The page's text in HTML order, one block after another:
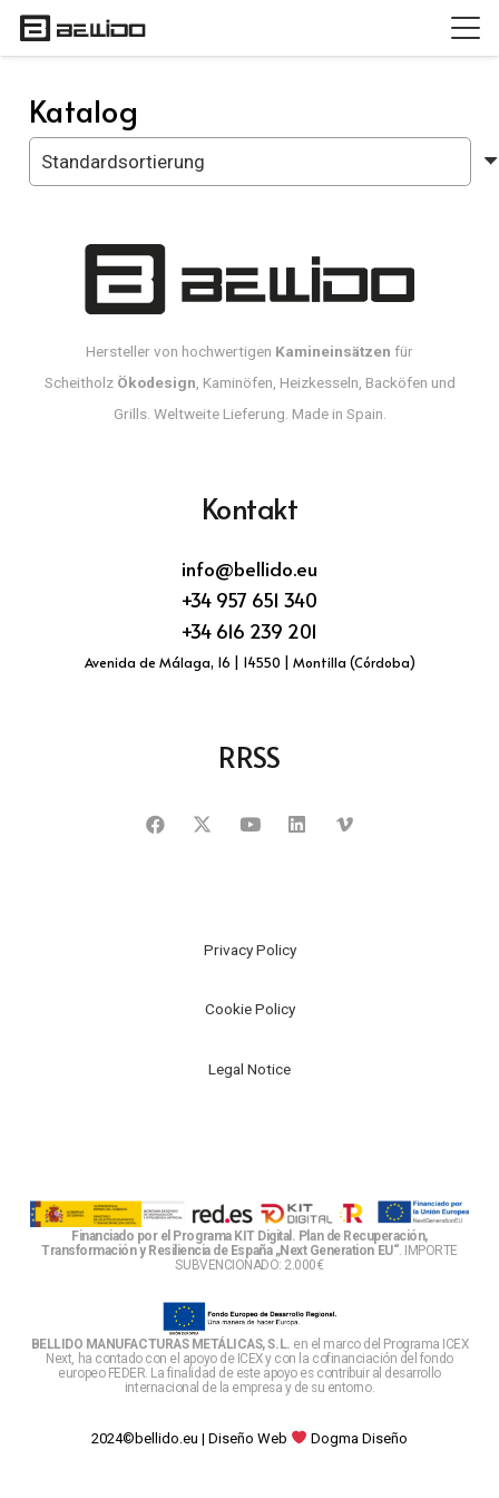
Katalog
Beiträge
Hersteller von hochwertigen Kamineinsätzen für
Scheitholz Ökodesign , Kaminöfen, Heizkesseln, Backöfen und
Grills. Weltweite Lieferung. Made in Spain.
Kontakt
info@bellido.eu
+34 957 651 340
+34 616 239 201
Avenida de Málaga, 16 | 14550 | Montilla (Córdoba)
RRSS
Privacy Policy
Cookie Policy
Legal Notice
Financiado por el Programa KIT Digital. Plan de Recuperación,
Transformación y Resiliencia de España „Next Generation EU“ . IMPORTE
SUBVENCIONADO: 2.000€
BELLIDO MANUFACTURAS METÁLICAS, S.L. en el marco del Programa ICEX
Next, ha contado con el apoyo de ICEX y con la cofinanciación del fondo
europeo FEDER. La finalidad de este apoyo es contribuir al desarrollo
internacional de la empresa y de su entorno.
2024©bellido.eu |Diseño Web Dogma Diseño